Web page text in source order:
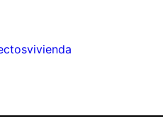
vivienda